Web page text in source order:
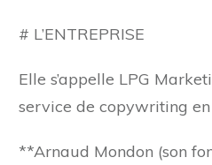
# L’ENTREPRISE
Elle s’appelle LPG
service de copywriting
**Arnaud Mondon (son